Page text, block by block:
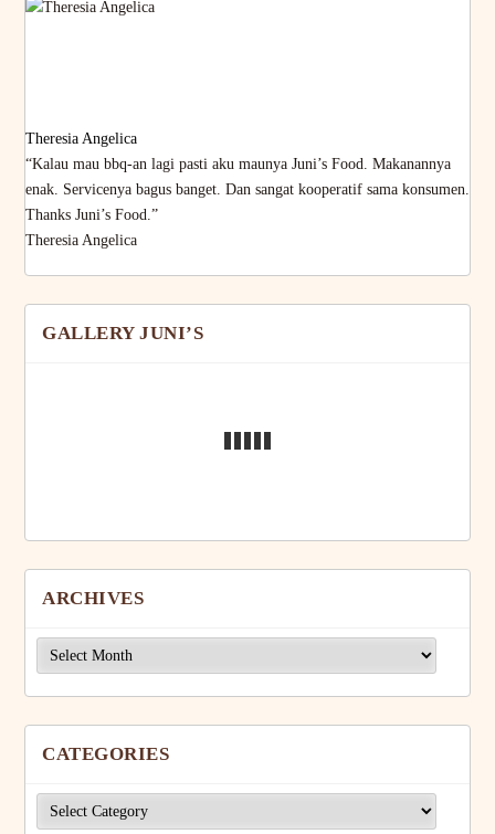
Theresia Angelica
“Kalau mau bbq-an lagi pasti aku maunya Juni’s Food. Makanannya
enak. Servicenya bagus banget. Dan sangat kooperatif sama konsumen.
Thanks Juni’s Food.”
Theresia Angelica
GALLERY JUNI’S
ARCHIVES
Archives
CATEGORIES
Categories